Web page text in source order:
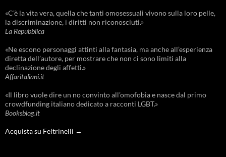
«C’è la vita vera, quella che tanti omosessuali vivono sulla loro pelle,
la discriminazione, i diritti non riconosciuti.»
La Repubblica
«Ne escono personaggi attinti alla fantasia, ma anche all’esperienza
diretta dell’autore, per mostrare che non ci sono limiti alla
declinazione degli affetti.»
Affaritaliani.it
«Il libro vuole dire un no convinto all’omofobia e nasce dal primo
crowdfunding italiano dedicato a racconti LGBT.»
Booksblog.it
Acquista su Feltrinelli →